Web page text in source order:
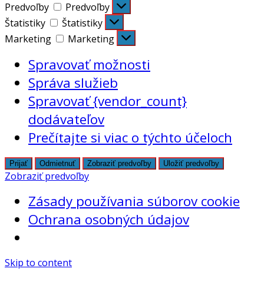
Predvoľby
Predvoľby
Štatistiky
Štatistiky
Marketing
Marketing
Spravovať možnosti
Správa služieb
Spravovať {vendor_count}
dodávateľov
Prečítajte si viac o týchto účeloch
Prijať Odmietnuť Zobraziť predvoľby Uložiť predvoľby
Zobraziť predvoľby
Zásady používania súborov cookie
Ochrana osobných údajov
Skip to content